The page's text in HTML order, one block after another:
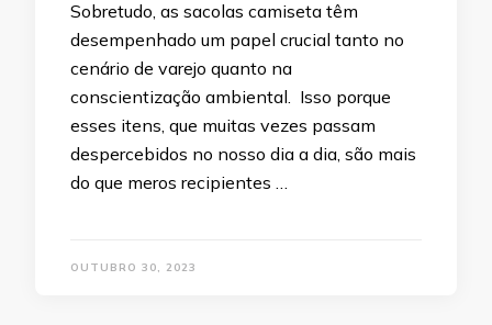
Sobretudo, as sacolas camiseta têm
desempenhado um papel crucial tanto no
cenário de varejo quanto na
conscientização ambiental. Isso porque
esses itens, que muitas vezes passam
despercebidos no nosso dia a dia, são mais
do que meros recipientes …
OUTUBRO 30, 2023